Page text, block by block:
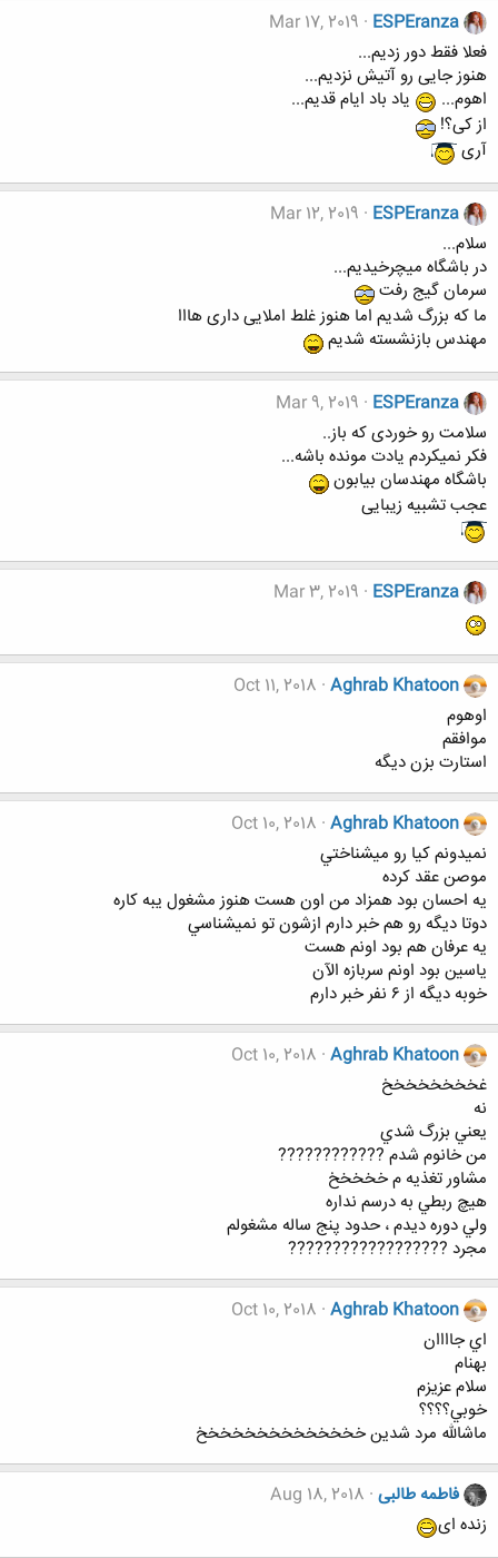
ESPEranza
Mar 17, 2019
فعلا فقط دور زدیم...
هنوز جایی رو آتیش نزدیم...
اهوم...
یاد باد ایام قدیم...
از کی؟!
آری
ESPEranza
Mar 12, 2019
سلام...
در باشگاه میچرخیدیم...
سرمان گیج رفت
ما که بزرگ شدیم اما هنوز غلط املایی داری هااا
مهندس بازنشسته شدیم
ESPEranza
Mar 9, 2019
سلامت رو خوردی که باز..
فکر نمیکردم یادت مونده باشه...
باشگاه مهندسان بیابون
عجب تشبیه زیبایی
ESPEranza
Mar 3, 2019
Aghrab Khatoon
Oct 11, 2018
اوهوم
موافقم
استارت بزن ديگه
Aghrab Khatoon
Oct 10, 2018
نميدونم كيا رو ميشناختي
موصن عقد كرده
يه احسان بود همزاد من اون هست هنوز مشغول يبه كاره
دوتا ديگه رو هم خبر دارم ازشون تو نميشناسي
يه عرفان هم بود اونم هست
ياسين بود اونم سربازه الآن
خوبه ديگه از ٦ نفر خبر دارم
Aghrab Khatoon
Oct 10, 2018
غخخخخخخخخ
نه
يعني بزرگ شدي
من خانوم شدم ????????????
مشاور تغذيه م خخخخخ
هيچ ربطي به درسم نداره
ولي دوره ديدم ، حدود پنج ساله مشغولم
مجرد ??????????????????
Aghrab Khatoon
Oct 10, 2018
اي جاااان
بهنام
سلام عزيزم
خوبي؟؟؟؟
ماشالله مرد شدين خخخخخخخخخخخخخخ
فاطمه طالبی Aug 18, 2018
زنده ای